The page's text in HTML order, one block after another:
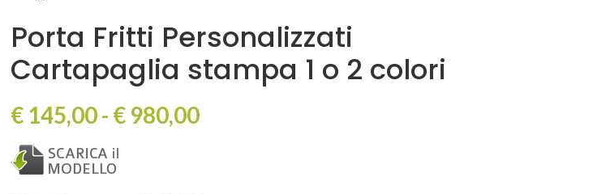
Porta Fritti Personalizzati
Cartapaglia stampa 1 o 2 colori
€145,00- €980,00